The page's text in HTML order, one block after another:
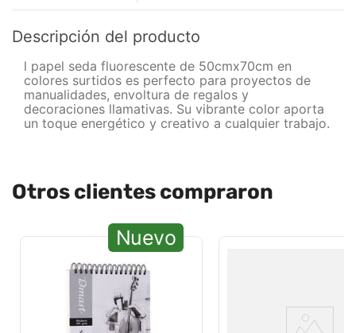
Descripción del producto
l papel seda fluorescente de 50cmx70cm en
colores surtidos es perfecto para proyectos de
manualidades, envoltura de regalos y
decoraciones llamativas. Su vibrante color aporta
un toque energético y creativo a cualquier trabajo.
Otros clientes compraron
Nuevo